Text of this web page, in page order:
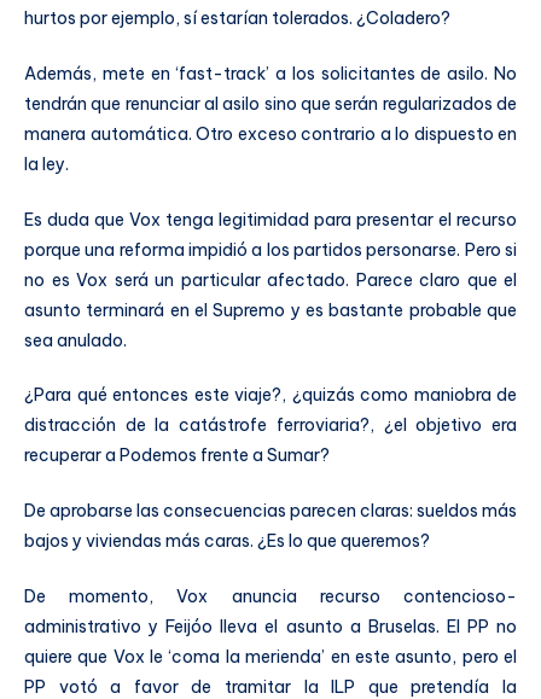
hurtos por ejemplo, sí estarían tolerados. ¿Coladero?
Además, mete en ‘fast-track’ a los solicitantes de asilo. No
tendrán que renunciar al asilo sino que serán regularizados de
manera automática. Otro exceso contrario a lo dispuesto en
la ley.
Es duda que Vox tenga legitimidad para presentar el recurso
porque una reforma impidió a los partidos personarse. Pero si
no es Vox será un particular afectado. Parece claro que el
asunto terminará en el Supremo y es bastante probable que
sea anulado.
¿Para qué entonces este viaje?, ¿quizás como maniobra de
distracción de la catástrofe ferroviaria?, ¿el objetivo era
recuperar a Podemos frente a Sumar?
De aprobarse las consecuencias parecen claras: sueldos más
bajos y viviendas más caras. ¿Es lo que queremos?
De momento, Vox anuncia recurso contencioso-
administrativo y Feijóo lleva el asunto a Bruselas. El PP no
quiere que Vox le ‘coma la merienda’ en este asunto, pero el
PP votó a favor de tramitar la ILP que pretendía la